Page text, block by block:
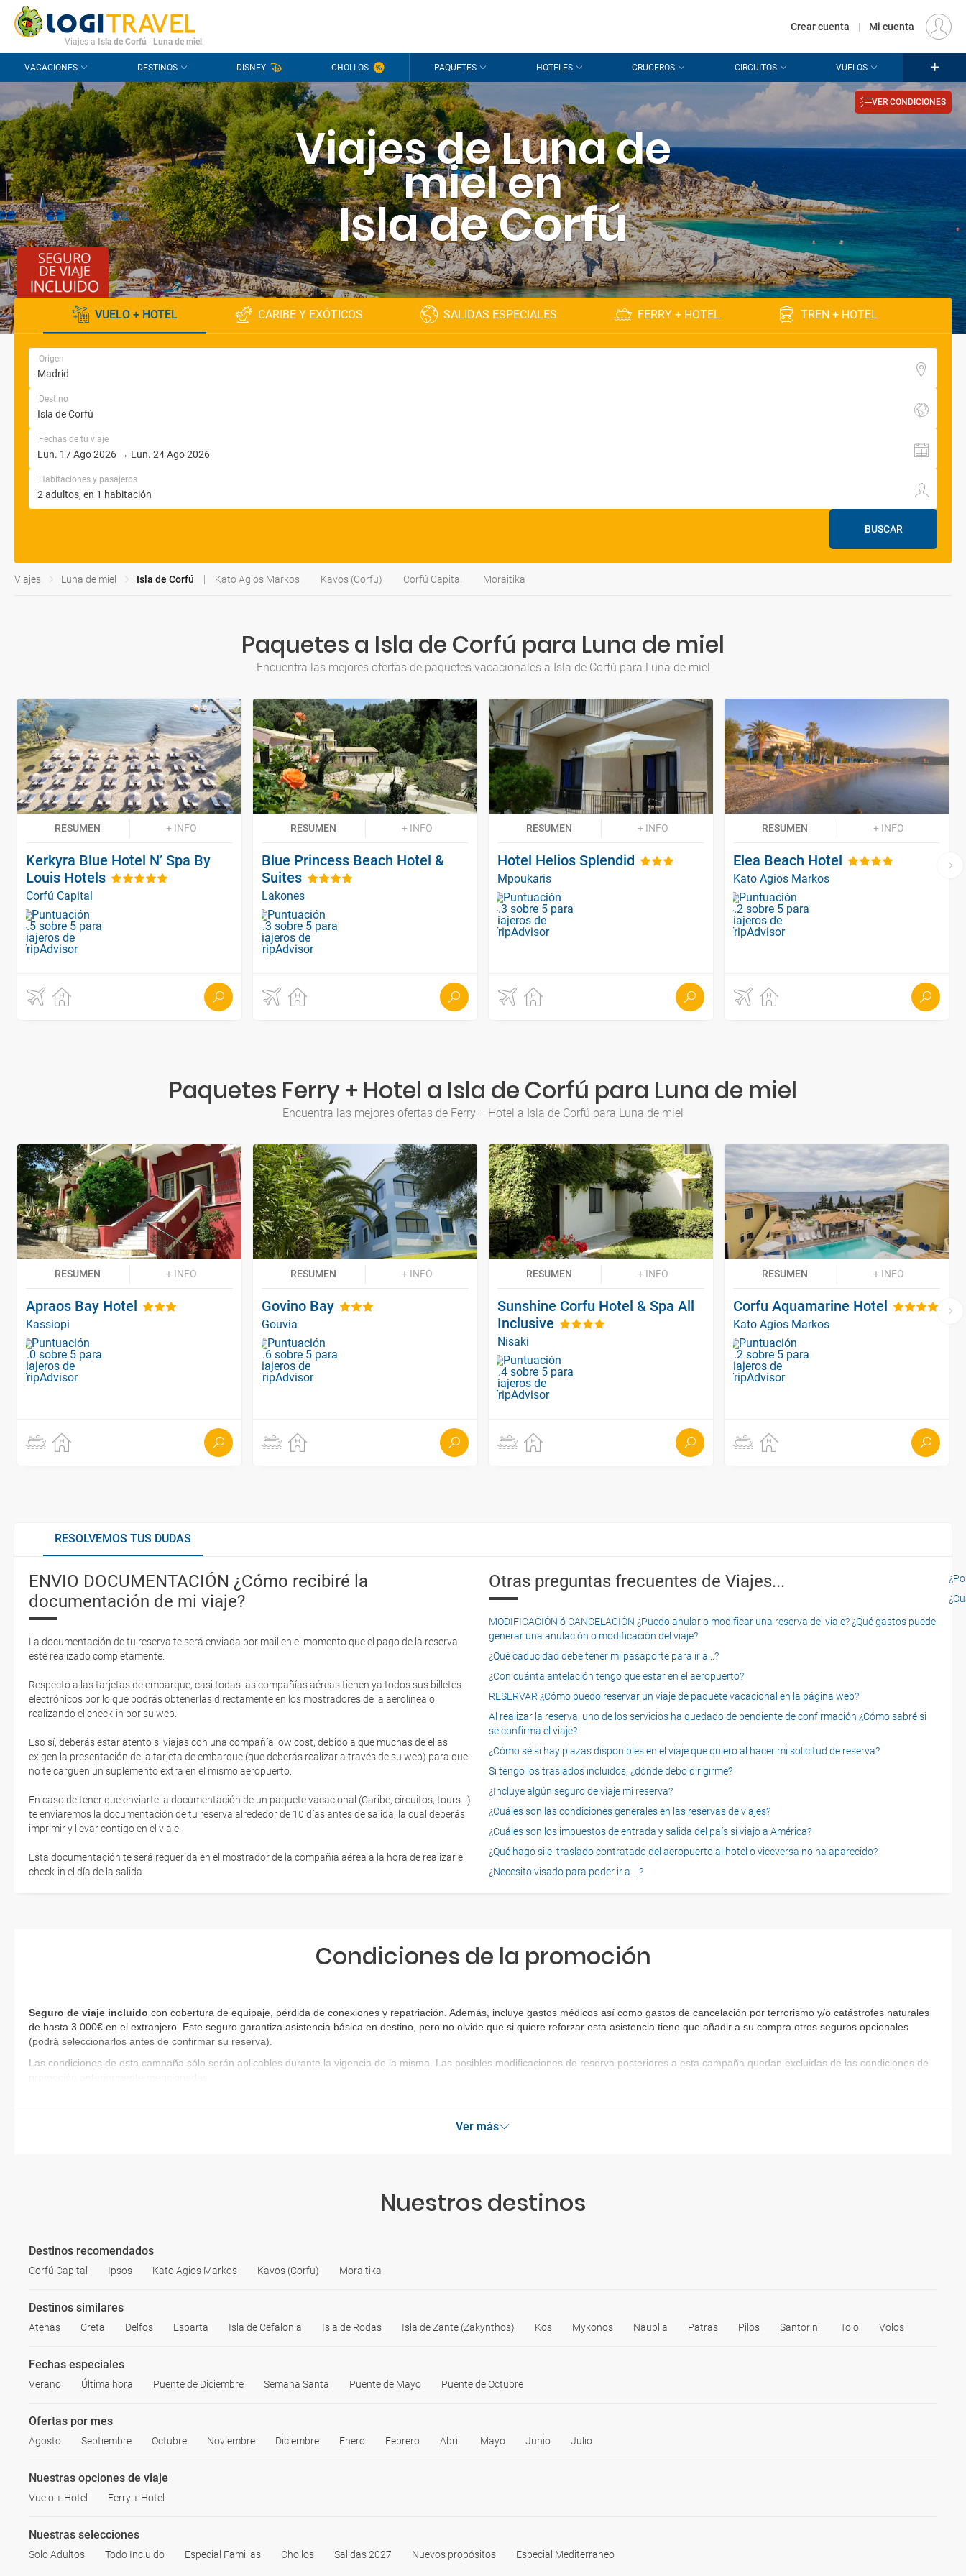
CONTACTO PREGUNTAS FRECUENTES EUR
Viajes a Isla de Corfú Luna de miel .
Crear cuenta | Mi cuenta
VACACIONES DESTINOS DISNEY CHOLLOS PAQUETES HOTELES CRUCEROS CIRCUITOS VUELOS
Viajes de Luna de
miel en
Isla de Corfú
VER CONDICIONES
VUELO + HOTEL CARIBE Y EXÓTICOS SALIDAS ESPECIALES FERRY + HOTEL TREN + HOTEL
Origen
Destino
Fechas de tu viaje
Habitaciones y pasajeros
BUSCAR
Viajes Luna de miel Isla de Corfú Kato Agios Markos Kavos (Corfu) Corfú Capital Moraitika
Paquetes a Isla de Corfú para Luna de miel
Encuentra las mejores ofertas de paquetes vacacionales a Isla de Corfú para Luna de miel
RESUMEN + INFO
Kerkyra Blue Hotel N’ Spa By
Louis Hotels
Corfú Capital
RESUMEN + INFO
Blue Princess Beach Hotel &
Suites
Lakones
RESUMEN + INFO
Hotel Helios Splendid
Mpoukaris
RESUMEN + INFO
Elea Beach Hotel
Kato Agios Markos
Paquetes Ferry + Hotel a Isla de Corfú para Luna de miel
Encuentra las mejores ofertas de Ferry + Hotel a Isla de Corfú para Luna de miel
RESUMEN + INFO
Apraos Bay Hotel
Kassiopi
RESUMEN + INFO
Govino Bay
Gouvia
RESUMEN + INFO
Sunshine Corfu Hotel & Spa All
Inclusive
Nisaki
RESUMEN + INFO
Corfu Aquamarine Hotel
Kato Agios Markos
RESOLVEMOS TUS DUDAS
ENVIO DOCUMENTACIÓN ¿Cómo recibiré la
documentación de mi viaje?
La documentación de tu reserva te será enviada por mail en el momento que el pago de la reserva
esté realizado completamente.
Respecto a las tarjetas de embarque, casi todas las compañías aéreas tienen ya todos sus billetes
electrónicos por lo que podrás obtenerlas directamente en los mostradores de la aerolínea o
realizando el check-in por su web.
Eso sí, deberás estar atento si viajas con una compañía low cost, debido a que muchas de ellas
exigen la presentación de la tarjeta de embarque (que deberás realizar a través de su web) para que
no te carguen un suplemento extra en el mismo aeropuerto.
En caso de tener que enviarte la documentación de un paquete vacacional (Caribe, circuitos, tours...)
te enviaremos la documentación de tu reserva alrededor de 10 días antes de salida, la cual deberás
imprimir y llevar contigo en el viaje.
Esta documentación te será requerida en el mostrador de la compañía aérea a la hora de realizar el
check-in el día de la salida.
Otras preguntas frecuentes de Viajes...
MODIFICACIÓN ó CANCELACIÓN ¿Puedo anular o modificar una reserva del viaje? ¿Qué gastos puede
generar una anulación o modificación del viaje?
¿Qué caducidad debe tener mi pasaporte para ir a...?
¿Con cuánta antelación tengo que estar en el aeropuerto?
RESERVAR ¿Cómo puedo reservar un viaje de paquete vacacional en la página web?
Al realizar la reserva, uno de los servicios ha quedado de pendiente de confirmación ¿Cómo sabré si
se confirma el viaje?
¿Cómo sé si hay plazas disponibles en el viaje que quiero al hacer mi solicitud de reserva?
Si tengo los traslados incluidos, ¿dónde debo dirigirme?
¿Incluye algún seguro de viaje mi reserva?
¿Cuáles son las condiciones generales en las reservas de viajes?
¿Cuáles son los impuestos de entrada y salida del país si viajo a América?
¿Qué hago si el traslado contratado del aeropuerto al hotel o viceversa no ha aparecido?
¿Necesito visado para poder ir a ...?
Condiciones de la promoción
Seguro de viaje incluido con cobertura de equipaje, pérdida de conexiones y repatriación. Además, incluye gastos médicos así como gastos de cancelación por terrorismo y/o catástrofes naturales
de hasta 3.000€ en el extranjero. Este seguro garantiza asistencia básica en destino, pero no olvide que si quiere reforzar esta asistencia tiene que añadir a su compra otros seguros opcionales
(podrá seleccionarlos antes de confirmar su reserva)
Las condiciones de esta campaña sólo serán aplicables durante la vigencia de la misma. Las posibles modificaciones de reserva posteriores a esta campaña quedan excluidas de las condiciones de
promoción anteriormente mencionadas.
Ver más
Nuestros destinos
Destinos recomendados
Corfú Capital Ipsos Kato Agios Markos Kavos (Corfu) Moraitika
Destinos similares
Atenas Creta Delfos Esparta Isla de Cefalonia Isla de Rodas Isla de Zante (Zakynthos) Kos Mykonos Nauplia Patras Pilos Santorini Tolo Volos
Fechas especiales
Verano Última hora Puente de Diciembre Semana Santa Puente de Mayo Puente de Octubre
Ofertas por mes
Agosto Septiembre Octubre Noviembre Diciembre Enero Febrero Abril Mayo Junio Julio
Nuestras opciones de viaje
Vuelo + Hotel Ferry + Hotel
Nuestras selecciones
Solo Adultos Todo Incluido Especial Familias Chollos Salidas 2027 Nuevos propósitos Especial Mediterraneo